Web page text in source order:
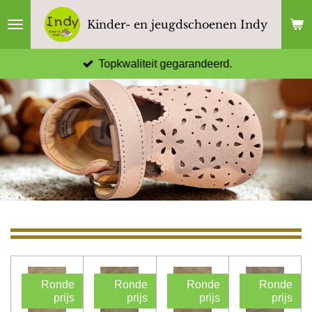
hoofdinhoud
Kinder- en jeugdschoenen Indy
Topkwaliteit gegarandeerd.
Ronde
prijs
Ronde
prijs
Ronde
prijs
Ronde
prijs